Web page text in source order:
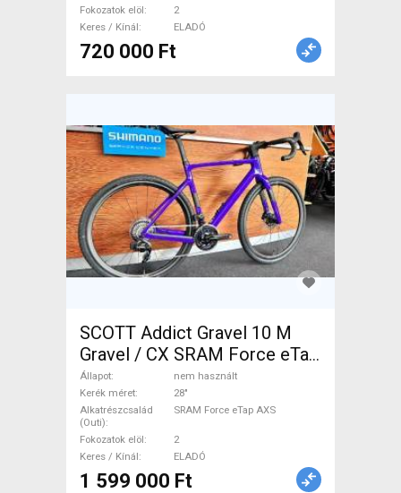
Fokozatok elöl
2
Keres / Kínál
ELADÓ
720 000 Ft
SCOTT Addict Gravel 10 M
Gravel / CX SRAM Force eTap
AXS tárcsafék nem használt
ELADÓ
Állapot
nem használt
Kerék méret
28"
Alkatrészcsalád
(Outi)
SRAM Force eTap AXS
Fokozatok elöl
2
Keres / Kínál
ELADÓ
1 599 000 Ft